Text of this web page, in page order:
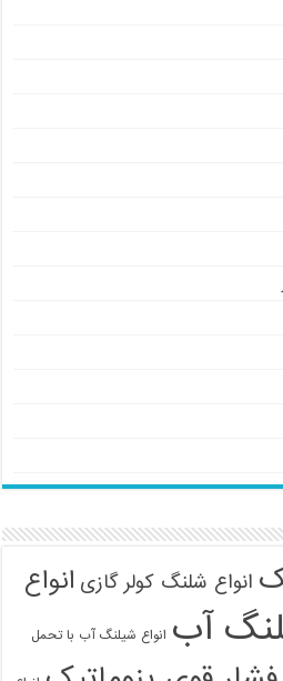
انواع شلنگ کولر گازی انواع
آب انواع شیلنگ آب با تحمل